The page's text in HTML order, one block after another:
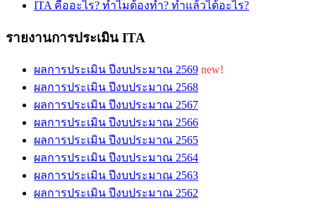
ITA คืออะไร? ทำไมต้องทำ? ทำแล้วได้อะไร?
รายงานการประเมิน ITA
ผลการประเมิน ปีงบประมาณ 2569 new!
ผลการประเมิน ปีงบประมาณ 2568
ผลการประเมิน ปีงบประมาณ 2567
ผลการประเมิน ปีงบประมาณ 2566
ผลการประเมิน ปีงบประมาณ 2565
ผลการประเมิน ปีงบประมาณ 2564
ผลการประเมิน ปีงบประมาณ 2563
ผลการประเมิน ปีงบประมาณ 2562